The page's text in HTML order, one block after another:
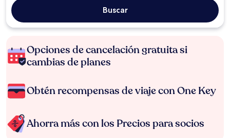
Buscar
Opciones de cancelación gratuita si
cambias de planes
Obtén recompensas de viaje con One Key
Ahorra más con los Precios para socios